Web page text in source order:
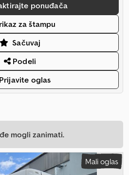
ponuđača
za štampu
Sačuvaj
Podeli
oglas
mogli zanimati.
Mali oglas